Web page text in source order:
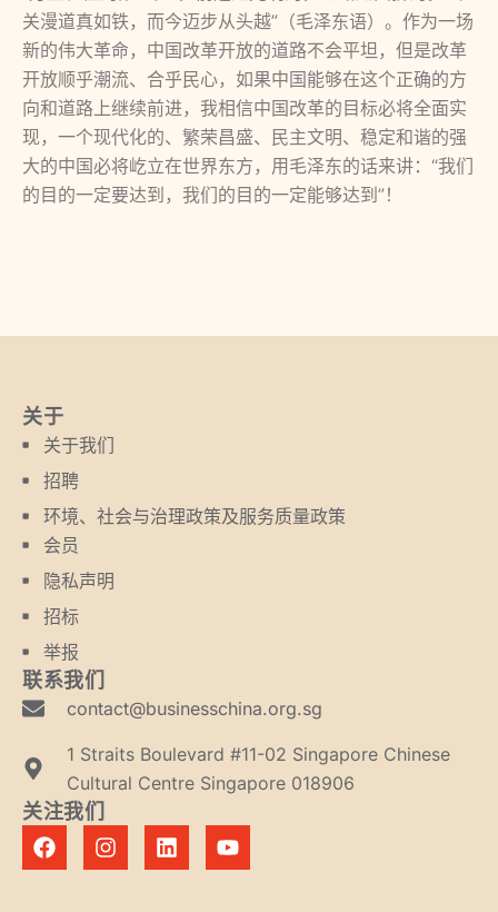
关漫道真如铁，而今迈步从头越”（毛泽东语）。作为一场
新的伟大革命，中国改革开放的道路不会平坦，但是改革
开放顺乎潮流、合乎民心，如果中国能够在这个正确的方
向和道路上继续前进，我相信中国改革的目标必将全面实
现，一个现代化的、繁荣昌盛、民主文明、稳定和谐的强
大的中国必将屹立在世界东方，用毛泽东的话来讲：“我们
的目的一定要达到，我们的目的一定能够达到”！
关于
关于我们
招聘
环境、社会与治理政策及服务质量政策
会员
隐私声明
招标
举报
联系我们
contact@businesschina.org.sg
1 Straits Boulevard #11-02 Singapore Chinese
Cultural Centre Singapore 018906
关注我们